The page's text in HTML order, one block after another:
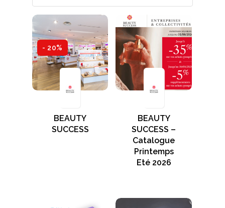
- 20%
BEAUTY
SUCCESS
BEAUTY
SUCCESS –
Catalogue
Printemps
Eté 2026